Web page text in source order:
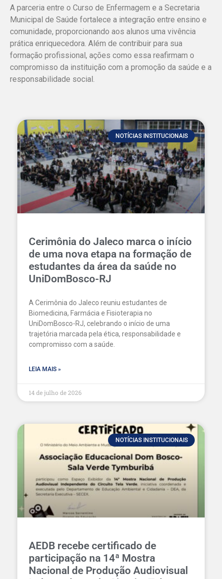
A parceria entre o Curso de Enfermagem e a Secretaria
Municipal de Saúde fortalece a integração entre ensino e
comunidade, proporcionando aos alunos uma vivência
prática enriquecedora. Além de contribuir para sua
formação profissional, ações como essa reafirmam o
compromisso da instituição com a promoção da saúde e a
responsabilidade social.
NOTÍCIAS INSTITUCIONAIS
Cerimônia do Jaleco marca o início
de uma nova etapa na formação de
estudantes da área da saúde no
UniDomBosco-RJ
A Cerimônia do Jaleco reuniu estudantes de
Biomedicina, Farmácia e Fisioterapia no
UniDomBosco-RJ, celebrando o início de uma
trajetória marcada pela ética, responsabilidade e
compromisso com a saúde.
LEIA MAIS »
14 de julho de 2026
NOTÍCIAS INSTITUCIONAIS
AEDB recebe certificado de
participação na 14ª Mostra
Nacional de Produção Audiovisual